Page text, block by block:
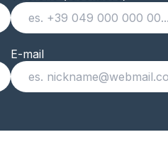
E-mail